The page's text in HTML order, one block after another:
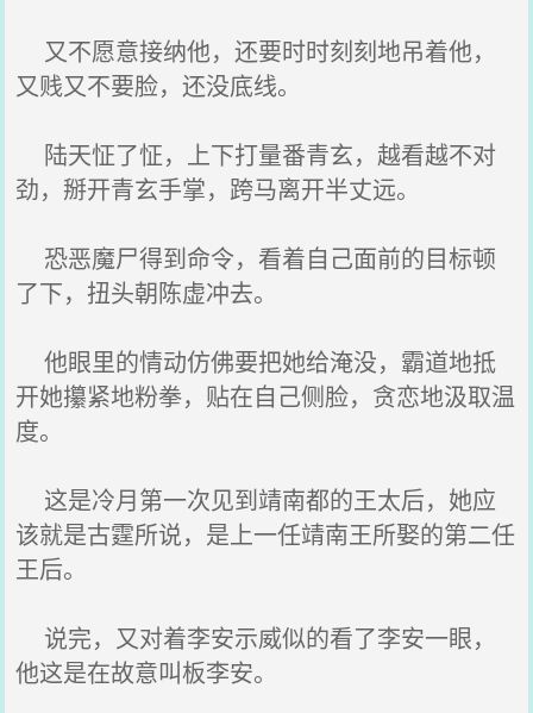
又不愿意接纳他，还要时时刻刻地吊着他，
又贱又不要脸，还没底线。
陆天怔了怔，上下打量番青玄，越看越不对
劲，掰开青玄手掌，跨马离开半丈远。
恐恶魔尸得到命令，看着自己面前的目标顿
了下，扭头朝陈虚冲去。
他眼里的情动仿佛要把她给淹没，霸道地抵
开她攥紧地粉拳，贴在自己侧脸，贪恋地汲取温
度。
这是冷月第一次见到靖南都的王太后，她应
该就是古霆所说，是上一任靖南王所娶的第二任
王后。
说完，又对着李安示威似的看了李安一眼，
他这是在故意叫板李安。